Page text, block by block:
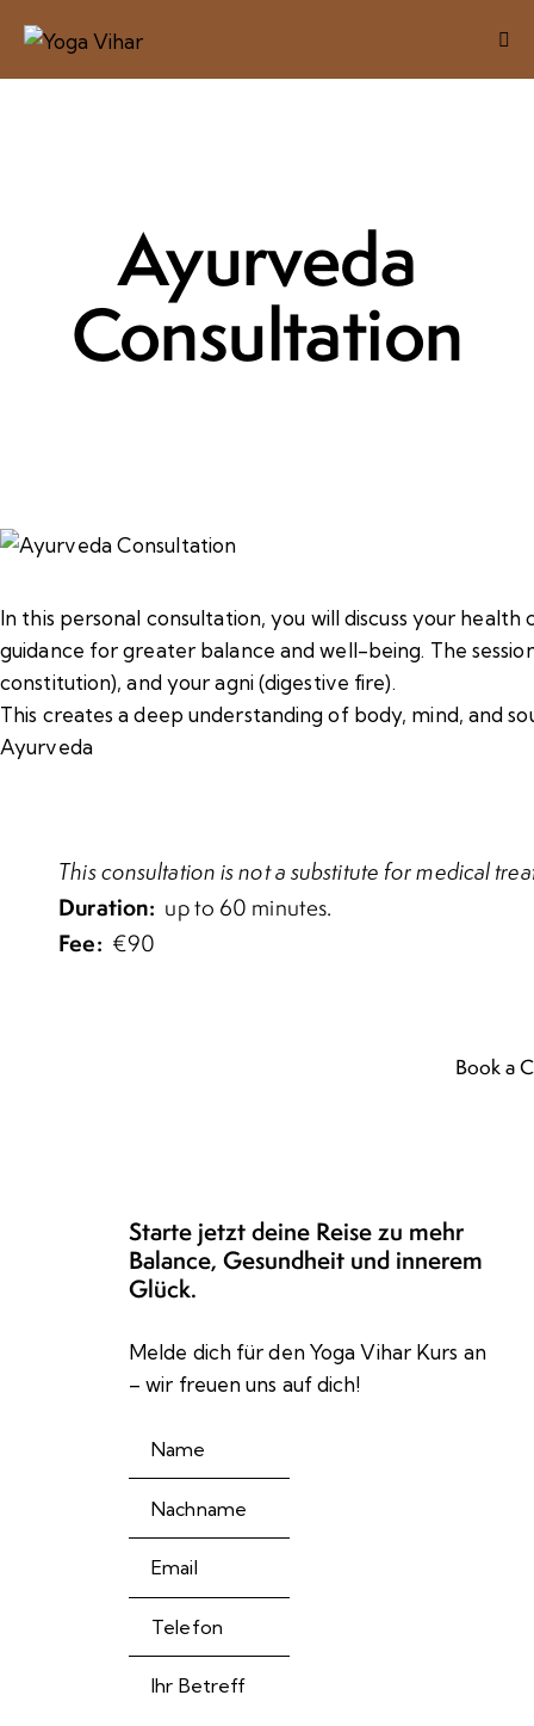
Ayurveda
Consultation
In this personal consultation, you will discuss your
guidance for greater balance and well-being. The
constitution), and your agni (digestive fire).
This creates a deep understanding of body, mind, and
Ayurveda
This consultation is not a substitute for medical
Duration: up to 60 minutes.
Fee: €90
Book a
Starte jetzt deine Reise zu mehr
Balance, Gesundheit und innerem
Glück.
Melde dich für den Yoga Vihar Kurs an
– wir freuen uns auf dich!